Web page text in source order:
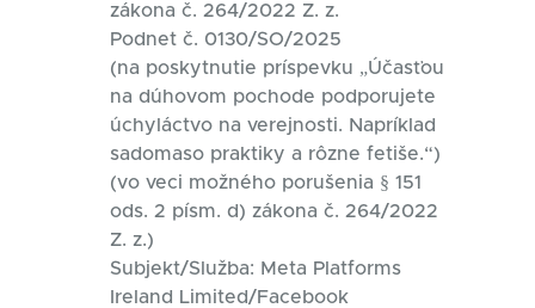
zákona č. 264/2022 Z. z.
Podnet č. 0130/SO/2025
(na poskytnutie príspevku „Účasťou
na dúhovom pochode podporujete
úchyláctvo na verejnosti. Napríklad
sadomaso praktiky a rôzne fetiše.“)
(vo veci možného porušenia § 151
ods. 2 písm. d) zákona č. 264/2022
Z. z.)
Subjekt/Služba: Meta Platforms
Ireland Limited/Facebook